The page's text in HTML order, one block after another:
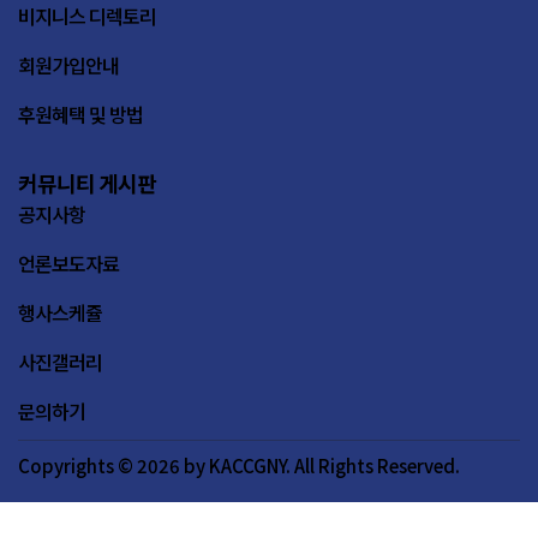
비지니스 디렉토리
회원가입안내
후원혜택 및 방법
커뮤니티 게시판
공지사항
언론보도자료
행사스케쥴
사진갤러리
문의하기
Copyrights © 2026 by KACCGNY. All Rights Reserved.